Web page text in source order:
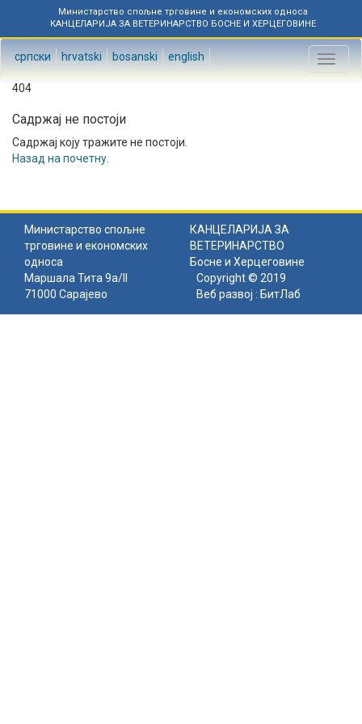
Министарство спољне трговине и економских односа
КАНЦЕЛАРИЈА ЗА ВЕТЕРИНАРСТВО БОСНЕ И ХЕРЦЕГОВИНЕ
српски hrvatski bosanski english
Toggle
404
Садржај не постоји
Садржај коју тражите не постоји.
Назад на почетну
Министарство спољне
трговине и економских
односа
КАНЦЕЛАРИЈА ЗА
ВЕТЕРИНАРСТВО
Босне и Херцеговине
Маршала Тита 9а/II
71000 Сарајево
Copyright © 2019
Веб развој : БитЛаб